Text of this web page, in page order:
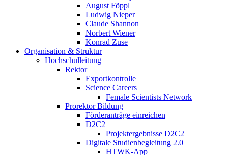
August Föppl
Ludwig Nieper
Claude Shannon
Norbert Wiener
Konrad Zuse
Organisation & Struktur
Hochschulleitung
Rektor
Exportkontrolle
Science Careers
Female Scientists Network
Prorektor Bildung
Förderanträge einreichen
D2C2
Projektergebnisse D2C2
Digitale Studienbegleitung 2.0
HTWK-App